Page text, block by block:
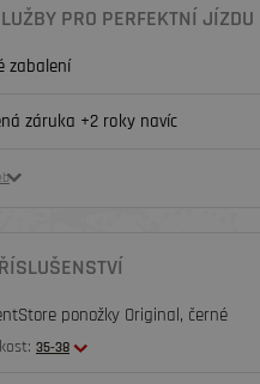
PRO PERFEKTNÍ JÍZDU
zabalení
záruka +2 roky navíc
ponožky Original, černé
35-38